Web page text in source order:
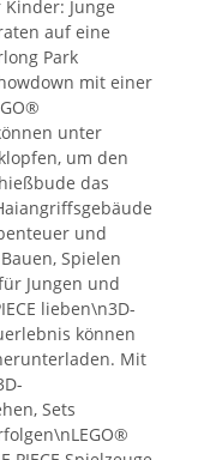
Junge
auf eine
Park
mit einer
unter
um den
das
und
Spielen
Jungen und
lieben\n3D-
können
Mit
Sets